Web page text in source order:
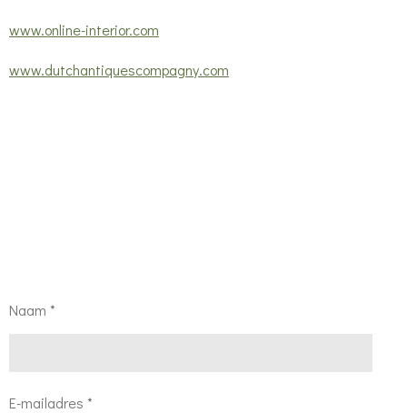
www.online-interior.com
www.dutchantiquescompagny.com
Naam *
E-mailadres *